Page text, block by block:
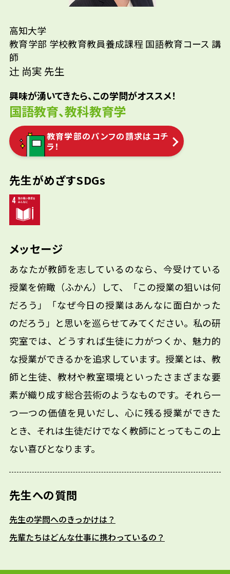
高知大学
教育学部 学校教育教員養成課程 国語教育コース 講
師
辻󠄀 尚実 先生
興味が湧いてきたら、この学問がオススメ！
国語教育、教科教育学
教育学部のパンフの請求はコチ
ラ！
先生がめざすSDGs
メッセージ
あなたが教師を志しているのなら、今受けている
授業を俯瞰（ふかん）して、「この授業の狙いは何
だろう」「なぜ今日の授業はあんなに面白かった
のだろう」と思いを巡らせてみてください。私の研
究室では、どうすれば生徒に力がつくか、魅力的
な授業ができるかを追求しています。授業とは、教
師と生徒、教材や教室環境といったさまざまな要
素が織り成す総合芸術のようなものです。それら一
つ一つの価値を見いだし、心に残る授業ができた
とき、それは生徒だけでなく教師にとってもこの上
ない喜びとなります。
先生への質問
先生の学問へのきっかけは？
先輩たちはどんな仕事に携わっているの？
先生の学問へのきっかけは？
た。そのなかで、もっと国語教育について深く
考えてみたい、児童や生徒・先生方の力にな
りたいという思いが強くなり、「読むこと」
「書くこと」の学習指導を中心に研究するよ
うになりました。
先輩たちはどんな仕事に携わって
いるの？
小学校 教員/中・高等学校 国語科教員
参考資料